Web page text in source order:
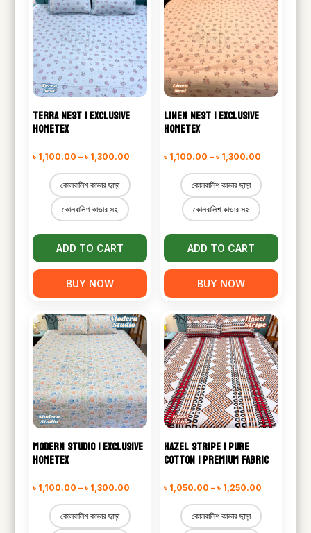
TERRA NEST | EXCLUSIVE
HOMETEX
৳ 1,100.00 – ৳ 1,300.00
৳ 1,100.00
কোলবালিশ কাভার ছাড়া
কোলবালিশ কাভার সহ
ADD TO CART
BUY NOW
LINEN NEST | EXCLUSIVE
HOMETEX
৳ 1,100.00 – ৳ 1,300.00
৳ 1,100.00
কোলবালিশ কাভার ছাড়া
কোলবালিশ কাভার সহ
ADD TO CART
BUY NOW
MODERN STUDIO | EXCLUSIVE
HOMETEX
৳ 1,100.00 – ৳ 1,300.00
৳ 1,100.00
কোলবালিশ কাভার ছাড়া
HAZEL STRIPE | PURE
COTTON | PREMIUM FABRIC
৳ 1,050.00 – ৳ 1,250.00
কোলবালিশ কাভার ছাড়া